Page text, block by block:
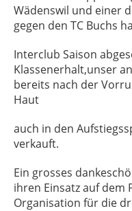
Wädenswil und einer
gegen den TC Buchs
Interclub Saison
Klassenerhalt,unser
bereits nach der
Haut
auch in den
verkauft.
Ein grosses
ihren Einsatz auf dem
Organisation für die